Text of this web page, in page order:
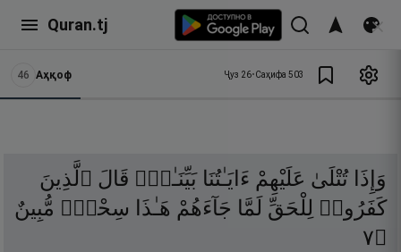
Quran.tj
46 Аҳқоф Ҷуз 26•Саҳифа 503
وَإِذَا تُتْلَىٰ عَلَيْهِمْ ءَايَـٰتُنَا بَيِّنَـٰتٍۢ قَالَ ٱلَّذِينَ
كَفَرُوا۟ لِلْحَقِّ لَمَّا جَآءَهُمْ هَـٰذَا سِحْرٌۭ مُّبِينٌ
۝٧